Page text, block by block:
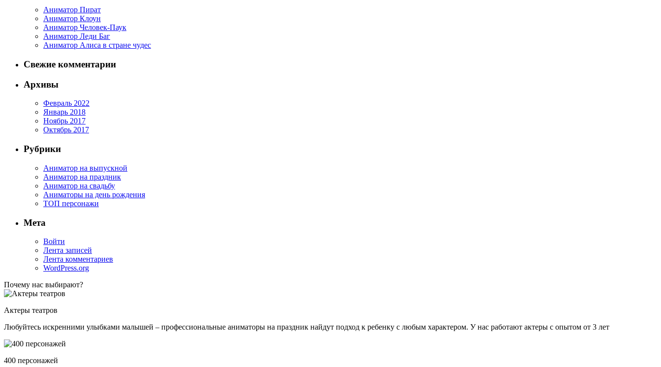
Аниматор Пират
Аниматор Клоун
Аниматор Человек-Паук
Аниматор Леди Баг
Аниматор Алиса в стране чудес
Свежие комментарии
Архивы
Февраль 2022
Январь 2018
Ноябрь 2017
Октябрь 2017
Рубрики
Аниматор на выпускной
Аниматор на праздник
Аниматор на свадьбу
Аниматоры на день рождения
ТОП персонажи
Мета
Войти
Лента записей
Лента комментариев
WordPress.org
Почему нас выбирают?
Актеры театров
Любуйтесь искренними улыбками малышей – профессиональные аниматоры на праздник найдут подход к ребенку с любым характером. У нас работают актеры с опытом от 3 лет
400 персонажей